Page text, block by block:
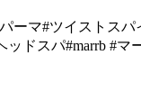
マ#ツイストス
ドスパ#marrb #マ